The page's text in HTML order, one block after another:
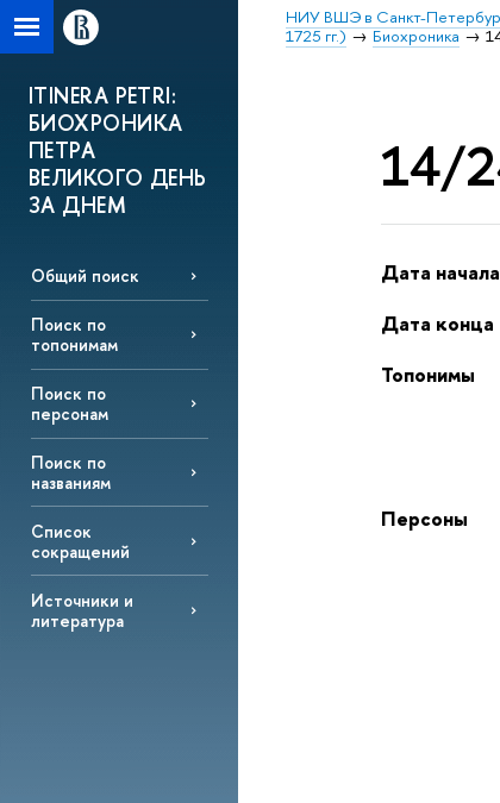
НИУ ВШЭ в Санкт-
1725 гг.)
Биохроника
ITINERA PETRI:
БИОХРОНИКА
ПЕТРА
ВЕЛИКОГО ДЕНЬ
ЗА ДНЕМ
Общий поиск
Поиск по
топонимам
Поиск по
персонам
Поиск по
названиям
Список
сокращений
Источники и
литература
14/
Дата начала
Дата конца
Топонимы
Персоны